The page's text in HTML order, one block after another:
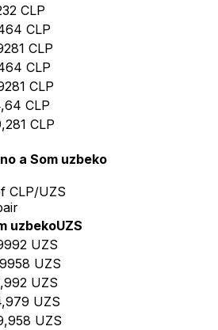
CLP
CLP
CLP
CLP
CLP
CLP
CLP
a Som uzbeko
CLP/UZS
uzbekoUZS
UZS
UZS
UZS
UZS
UZS